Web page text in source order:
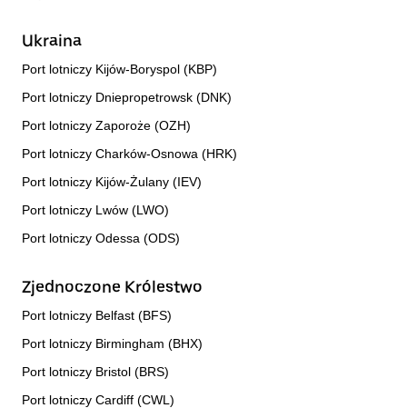
Ukraina
Port lotniczy Kijów-Boryspol (KBP)
Port lotniczy Dniepropetrowsk (DNK)
Port lotniczy Zaporoże (OZH)
Port lotniczy Charków-Osnowa (HRK)
Port lotniczy Kijów-Żulany (IEV)
Port lotniczy Lwów (LWO)
Port lotniczy Odessa (ODS)
Zjednoczone Królestwo
Port lotniczy Belfast (BFS)
Port lotniczy Birmingham (BHX)
Port lotniczy Bristol (BRS)
Port lotniczy Cardiff (CWL)